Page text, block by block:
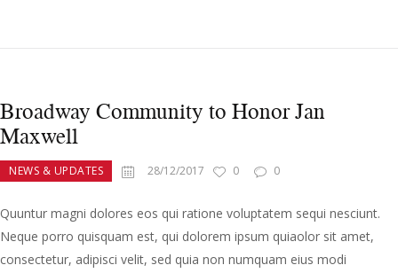
Broadway Community to Honor Jan
Maxwell
NEWS & UPDATES 28/12/2017 0 0
Quuntur magni dolores eos qui ratione voluptatem sequi nesciunt.
Neque porro quisquam est, qui dolorem ipsum quiaolor sit amet,
consectetur, adipisci velit, sed quia non numquam eius modi